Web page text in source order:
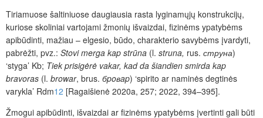
Tiriamuose šaltiniuose daugiausia rasta lyginamųjų konstrukcijų,
kuriose skoliniai vartojami žmonių išvaizdai, fizinėms ypatybėms
apibūdinti, mažiau – elgesio, būdo, charakterio savybėms įvardyti,
pabrėžti, pvz.: Stovi merga kap strūna (l. struna, rus. струна)
‘styga’ Kb; Tiek prisigėrė vakar, kad da šiandien smirda kap
bravoras (l. browar, brus. бpoвap) ‘spirito ar naminės degtinės
varykla’ Rdm12 [Ragaišienė 2020a, 257; 2022, 394–395].
Žmogui apibūdinti, išvaizdai ar fizinėms ypatybėms įvertinti gali būti